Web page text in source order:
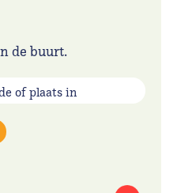
de buurt.